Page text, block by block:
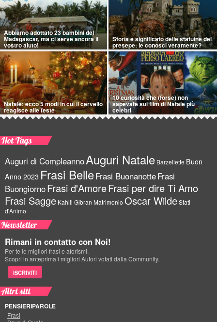
Abbiamo adottato 23 bambini del
Madagascar, ma ci serve ancora il
vostro aiuto!
Storia e significato delle statuine del
presepe: le conosci veramente?
Natale: ecco 5 modi in cui il cervello
reagisce alle feste
10 curiosità che (forse) non
sapevate sui film di Natale più
celebri
Hot Tags
Auguri di CompleannoAuguri Natale Barzellette Buon
Anno 2023 Frasi BelleFrasi BuonanotteFrasi
BuongiornoFrasi d'AmoreFrasi per dire Ti Amo
Frasi Sagge Kahlil Gibran Matrimonio Oscar WildeStati
d'Animo
Newsletter
Rimani in contatto con Noi!
Per te le migliori frasi e aforismi.
Scopri in anteprima i migliori Autori votati dalla Community.
ISCRIVITI
Altri siti
PENSIERIPAROLE
Frasi